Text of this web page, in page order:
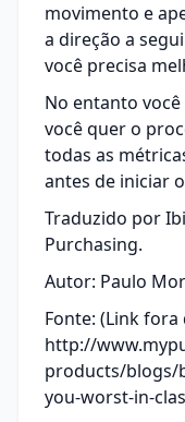
movimento e
a direção a
você precisa
No entanto
você quer o
todas as
antes de iniciar
Traduzido por
Purchasing.
Autor: Paulo
Fonte: (Link fora
http://
products/blogs/
you-worst-in-